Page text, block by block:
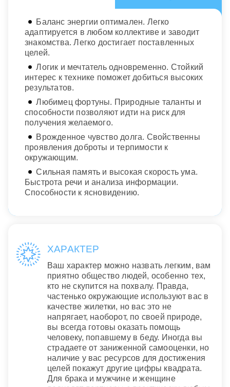
Баланс энергии оптимален. Легко
адаптируется в любом коллективе и заводит
знакомства. Легко достигает поставленных
целей.
Логик и мечтатель одновременно. Стойкий
интерес к технике поможет добиться высоких
результатов.
Любимец фортуны. Природные таланты и
способности позволяют идти на риск для
получения желаемого.
Врожденное чувство долга. Свойственны
проявления доброты и терпимости к
окружающим.
Сильная память и высокая скорость ума.
Быстрота речи и анализа информации.
Способности к ясновидению.
ХАРАКТЕР
Ваш характер можно назвать легким, вам
приятно общество людей, особенно тех,
кто не скупится на похвалу. Правда,
частенько окружающие используют вас в
качестве жилетки, но вас это не
напрягает, наоборот, по своей природе,
вы всегда готовы оказать помощь
человеку, попавшему в беду. Иногда вы
страдаете от заниженной самооценки, но
наличие у вас ресурсов для достижения
целей покажут другие цифры квадрата.
Для брака и мужчине и женщине